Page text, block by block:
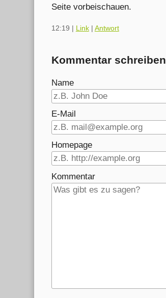
Seite vorbeischauen.
12:19 Link| Antwort
Kommentar schreiben
Name
E-Mail
Homepage
Kommentar